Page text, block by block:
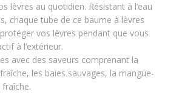
lèvres au quotidien. Résistant à l’eau
chaque tube de ce baume à lèvres
vos lèvres pendant que vous
à l’extérieur.
avec des saveurs comprenant la
les baies sauvages, la mangue-